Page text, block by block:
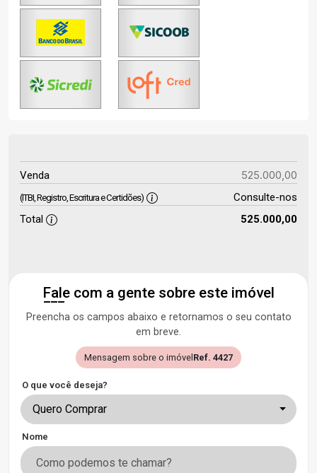
Venda 525.000,00
(ITBI, Registro, Escritura e Certidões)
Consulte-nos
Total
525.000,00
Fale com a gente sobre este imóvel
Preencha os campos abaixo e retornamos o seu contato
em breve.
Mensagem sobre o imóvel Ref. 4427
O que você deseja?
Quero Comprar
Nome